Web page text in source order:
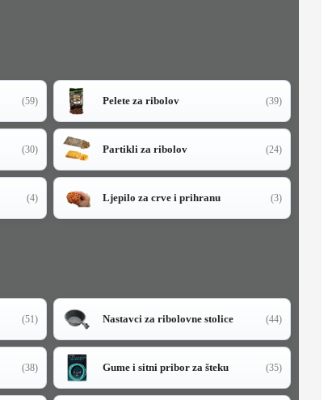
(59) Pelete za ribolov (39)
(30) Partikli za ribolov (24)
(4) Ljepilo za crve i prihranu (3)
(51) Nastavci za ribolovne stolice (44)
(38) Gume i sitni pribor za šteku (35)